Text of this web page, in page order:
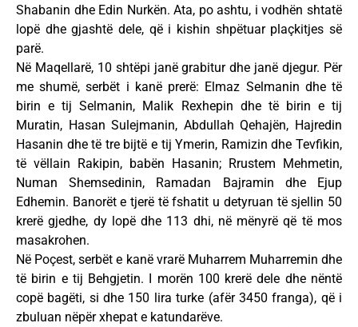
Shabanin dhe Edin Nurkën. Ata, po ashtu, i vodhën shtatë
lopë dhe gjashtë dele, që i kishin shpëtuar plaçkitjes së
parë.
Në Maqellarë, 10 shtëpi janë grabitur dhe janë djegur. Për
me shumë, serbët i kanë prerë: Elmaz Selmanin dhe të
birin e tij Selmanin, Malik Rexhepin dhe të birin e tij
Muratin, Hasan Sulejmanin, Abdullah Qehajën, Hajredin
Hasanin dhe të tre bijtë e tij Ymerin, Ramizin dhe Tevfikin,
të vëllain Rakipin, babën Hasanin; Rrustem Mehmetin,
Numan Shemsedinin, Ramadan Bajramin dhe Ejup
Edhemin. Banorët e tjerë të fshatit u detyruan të sjellin 50
krerë gjedhe, dy lopë dhe 113 dhi, në mënyrë që të mos
masakrohen.
Në Poçest, serbët e kanë vrarë Muharrem Muharremin dhe
të birin e tij Behgjetin. I morën 100 krerë dele dhe nëntë
copë bagëti, si dhe 150 lira turke (afër 3450 franga), që i
zbuluan nëpër xhepat e katundarëve.